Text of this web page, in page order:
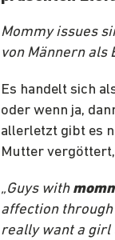
Mommy issues
von Männern als
Es handelt sich
oder wenn ja,
allerletzt gibt es
Mutter
„Guys with
affection
really want a girl